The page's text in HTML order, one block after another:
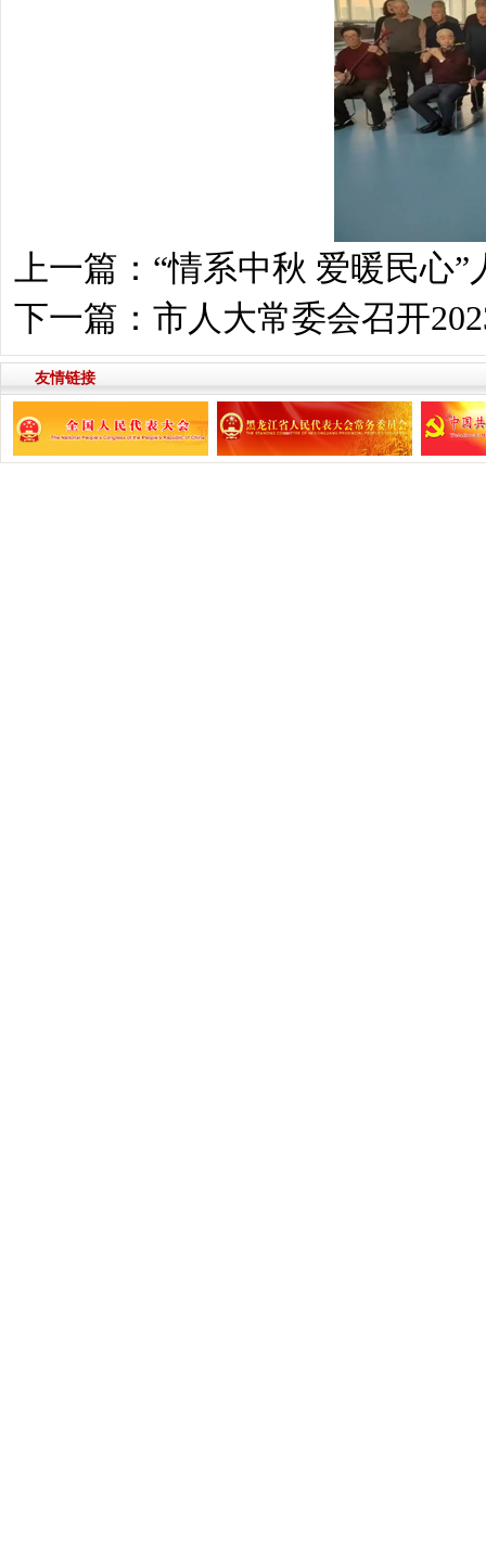
上一篇： “情系中秋 爱暖民心
下一篇： 市人大常委会召开
友情链接